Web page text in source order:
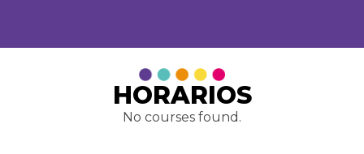
HORARIOS
No courses found.